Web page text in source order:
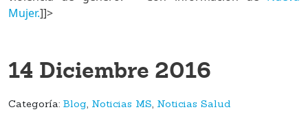
Mujer.]]>
14 Diciembre 2016
Categoría: Blog, Noticias MS, Noticias Salud